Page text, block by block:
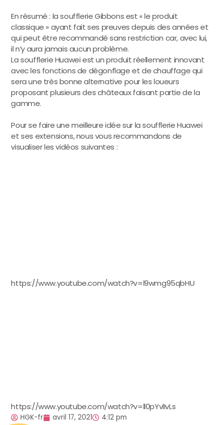
En résumé : la soufflerie Gibbons est « le produit
classique » ayant fait ses preuves depuis des années et
qui peut être recommandé sans restriction car, avec lui,
il n’y aura jamais aucun problème.
La soufflerie Huawei est un produit réellement innovant
avec les fonctions de dégonflage et de chauffage qui
sera une très bonne alternative pour les loueurs
proposant plusieurs des châteaux faisant partie de la
gamme.
Pour se faire une meilleure idée sur la soufflerie Huawei
et ses extensions, nous vous recommandons de
visualiser les vidéos suivantes :
https://www.youtube.com/watch?v=l9wmg95qbHU
https://www.youtube.com/watch?v=ll0pYvlIvLs
HGK-fr avril 17, 2021 4:12 pm